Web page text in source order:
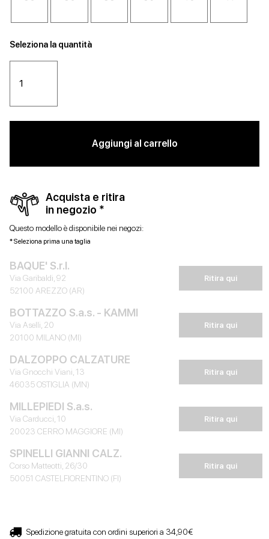
Seleziona la quantità
Aggiungi al carrello
Acquista e ritira
in negozio *
Questo modello è disponibile nei negozi:
* Seleziona prima una taglia
BAQUE' S.r.l.
Via Garibaldi, 92
52100 AREZZO (AR)
Ritira qui
BOTTAZZO S.a.s. - KAMMI
Via Aselli, 20
20100 MILANO (MI)
Ritira qui
DALZOPPO CALZATURE
Via Gnocchi Viani, 13
46035 OSTIGLIA (MN)
Ritira qui
MILLEPIEDI S.a.s.
Via Carducci, 10
20023 CERRO MAGGIORE (MI)
Ritira qui
SPINELLI GIANNI CALZ.
Corso Matteotti, 26/30
50051 CASTELFIORENTINO (FI)
Ritira qui
Spedizione gratuita con ordini superiori a 34,90€